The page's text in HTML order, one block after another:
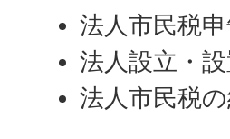
法人市民税
法人設立・
法人市民税